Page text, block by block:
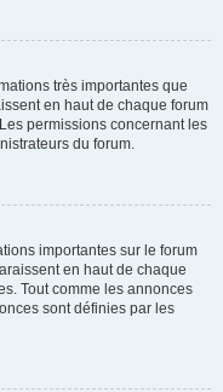
très importantes que
en haut de chaque forum
permissions concernant les
du forum.
importantes sur le forum
en haut de chaque
Tout comme les annonces
sont définies par les